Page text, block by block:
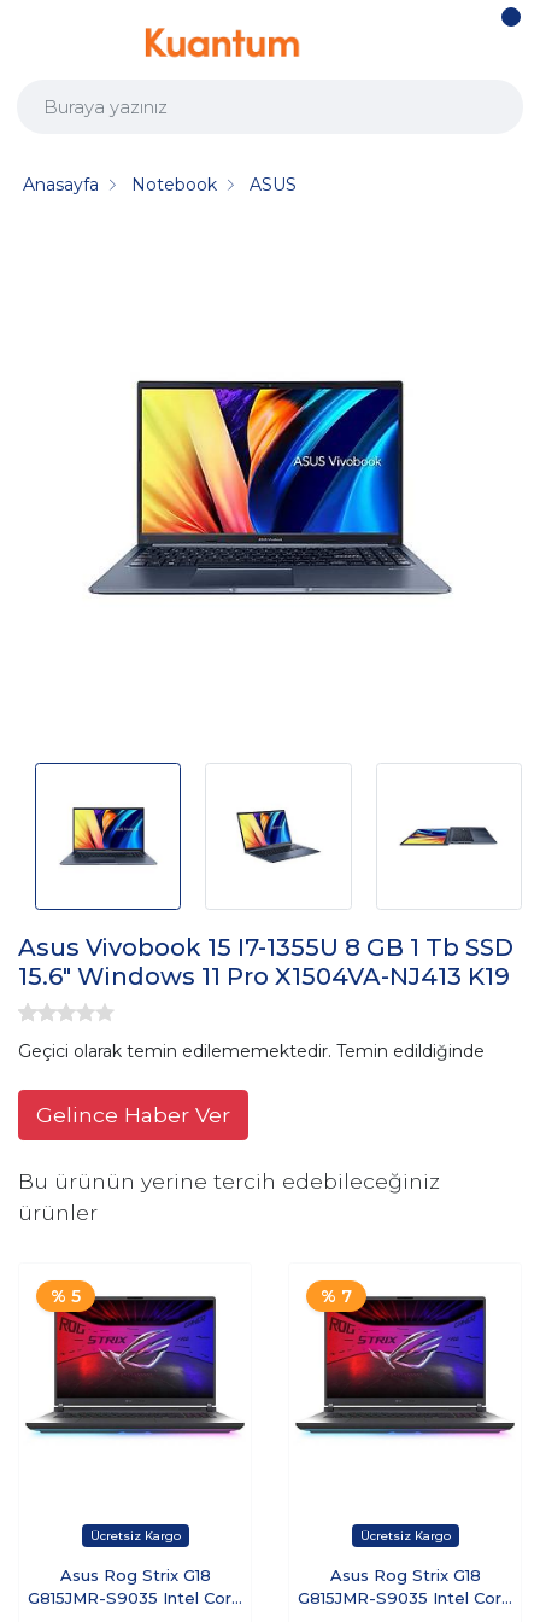
Anasayfa Notebook ASUS
Asus Vivobook 15 I7-1355U 8 GB 1 Tb SSD
15.6" Windows 11 Pro X1504VA-NJ413 K19
Geçici olarak temin edilememektedir. Temin edildiğinde
Gelince Haber Ver
Bu ürünün yerine tercih edebileceğiniz
ürünler
% 5
Asus Rog Strix G18
G815JMR-S9035 Intel Core
% 7
Asus Rog Strix G18
G815JMR-S9035 Intel Core